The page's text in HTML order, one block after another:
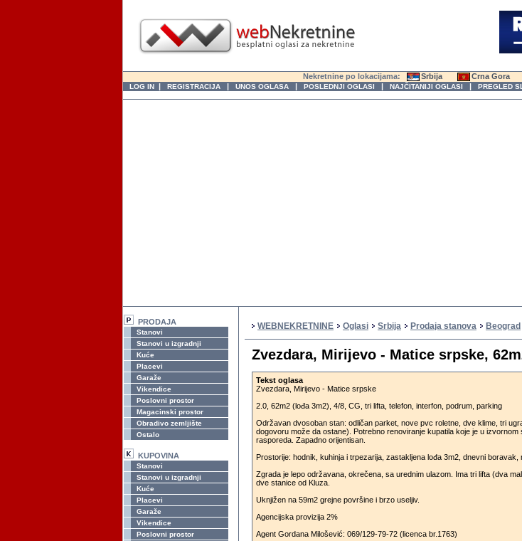
Nekretnine po lokacijama: Srbija Crna Gora
LOG IN | REGISTRACIJA | UNOS OGLASA | POSLEDNJI OGLASI | NAJČITANIJI OGLASI | PREGLED
PRODAJA
Stanovi
Stanovi u izgradnji
Kuće
Placevi
Garaže
Vikendice
Poslovni prostor
Magacinski prostor
Obradivo zemljište
Ostalo
KUPOVINA
Stanovi
Stanovi u izgradnji
Kuće
Placevi
Garaže
Vikendice
Poslovni prostor
WEBNEKRETNINE Oglasi Srbija Prodaja stanova Beograd
Zvezdara, Mirijevo - Matice srpske,
Tekst oglasa
Zvezdara, Mirijevo - Matice srpske
2.0, 62m2 (lođa 3m2), 4/8, CG, tri lifta, telefon, interfon, podrum, parking
Održavan dvosoban stan: odličan parket, nove pvc roletne, dve klime, tri
dogovoru može da ostane). Potrebno renoviranje kupatila koje je u izvornom
rasporeda. Zapadno orijentisan.
Prostorije: hodnik, kuhinja i trpezarija, zastakljena lođa 3m2, dnevni boravak,
Zgrada je lepo održavana, okrečena, sa urednim ulazom. Ima tri lifta (dva
dve stanice od Kluza.
Uknjižen na 59m2 grejne površine i brzo useljiv.
Agencijska provizija 2%
Agent Gordana Milošević: 069/129-79-72 (licenca br.1763)